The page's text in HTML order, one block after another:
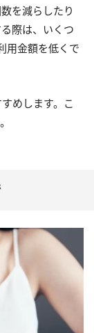
を減らしたり
際は、いくつ
用金額を低くで
めします。こ